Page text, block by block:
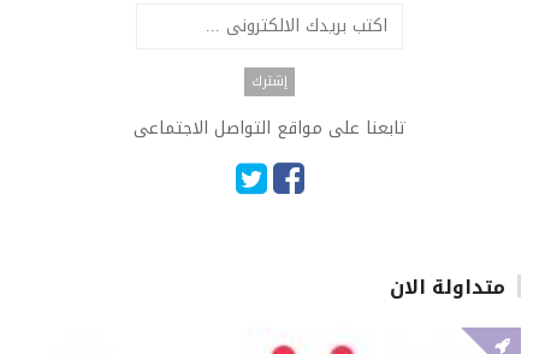
تابعنا على مواقع التواصل الاجتماعى
متداولة الان